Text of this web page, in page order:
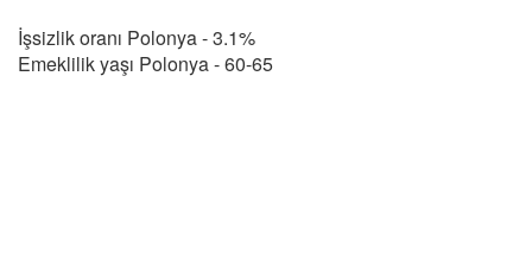
İşsizlik oranı Polonya - 3.1%
Emeklilik yaşı Polonya - 60-65